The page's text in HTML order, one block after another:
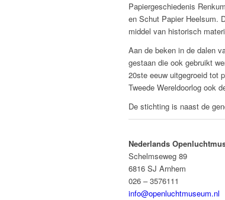
Papiergeschiedenis
en Schut Papier Heelsum.
middel van historisch
Aan de beken in de dalen
gestaan die ook gebruikt
20ste eeuw uitgegroeid tot
Tweede Wereldoorlog ook
De stichting is naast de
Nederlands
Schelmseweg 89
6816 SJ Arnhem
026 – 3576111
info@openluchtmuseum.nl